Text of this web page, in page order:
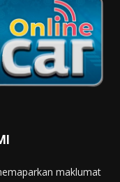
maklumat